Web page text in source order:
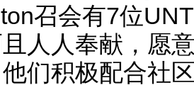
召会有7位
人人奉献，愿
们积极配合社